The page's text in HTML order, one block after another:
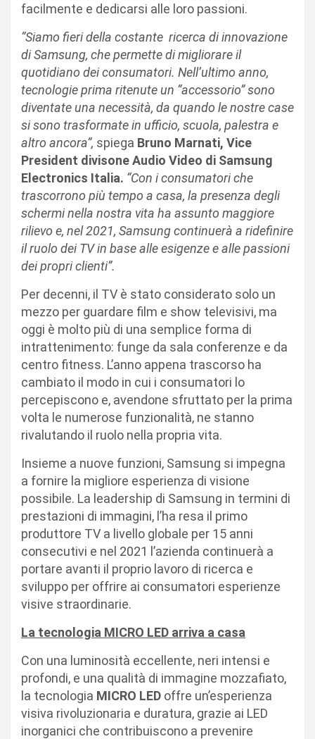
facilmente e dedicarsi alle loro passioni.
“Siamo fieri della costante ricerca di innovazione
di Samsung, che permette di migliorare il
quotidiano dei consumatori. Nell’ultimo anno,
tecnologie prima ritenute un “accessorio” sono
diventate una necessità, da quando le nostre case
si sono trasformate in ufficio, scuola, palestra e
altro ancora”, spiega Bruno Marnati, Vice
President divisone Audio Video di Samsung
Electronics Italia. “Con i consumatori che
trascorrono più tempo a casa, la presenza degli
schermi nella nostra vita ha assunto maggiore
rilievo e, nel 2021, Samsung continuerà a ridefinire
il ruolo dei TV in base alle esigenze e alle passioni
dei propri clienti”.
Per decenni, il TV è stato considerato solo un
mezzo per guardare film e show televisivi, ma
oggi è molto più di una semplice forma di
intrattenimento: funge da sala conferenze e da
centro fitness. L’anno appena trascorso ha
cambiato il modo in cui i consumatori lo
percepiscono e, avendone sfruttato per la prima
volta le numerose funzionalità, ne stanno
rivalutando il ruolo nella propria vita.
Insieme a nuove funzioni, Samsung si impegna
a fornire la migliore esperienza di visione
possibile. La leadership di Samsung in termini di
prestazioni di immagini, l’ha resa il primo
produttore TV a livello globale per 15 anni
consecutivi e nel 2021 l’azienda continuerà a
portare avanti il proprio lavoro di ricerca e
sviluppo per offrire ai consumatori esperienze
visive straordinarie.
La tecnologia MICRO LED arriva a casa
Con una luminosità eccellente, neri intensi e
profondi, e una qualità di immagine mozzafiato,
la tecnologia MICRO LED offre un’esperienza
visiva rivoluzionaria e duratura, grazie ai LED
inorganici che contribuiscono a prevenire